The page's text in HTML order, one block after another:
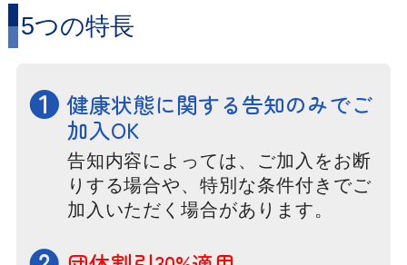
5つの特長
❶ 健康状態に関する告知のみでご
加入OK
告知内容によっては、ご加入をお断
りする場合や、特別な条件付きでご
加入いただく場合があります。